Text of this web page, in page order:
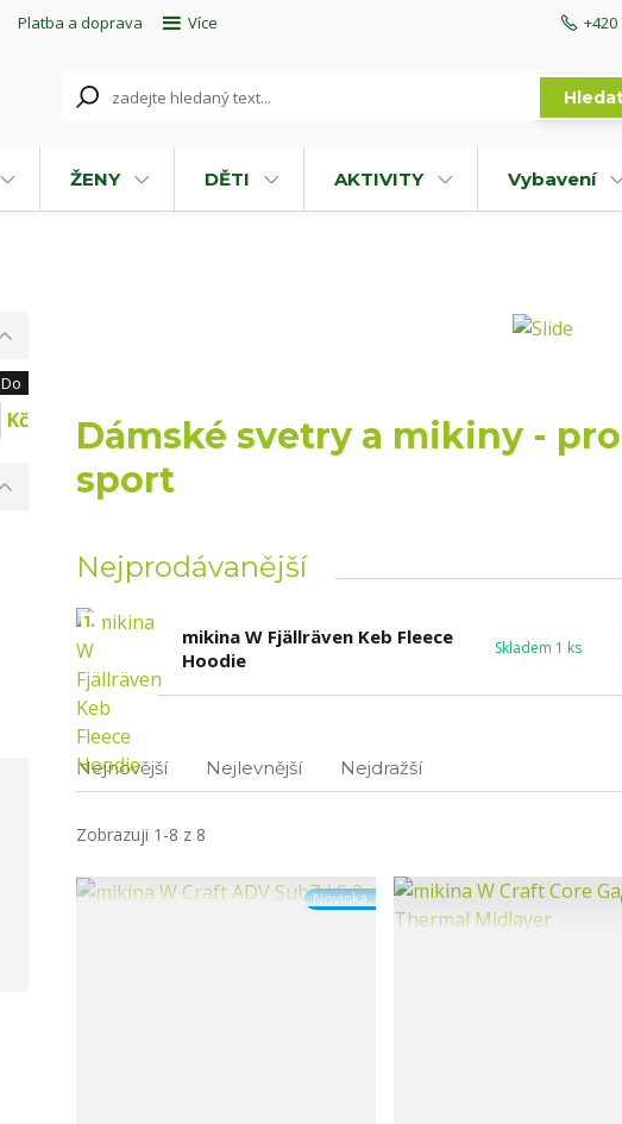
Platba a doprava Více +420
ŽENY DĚTI AKTIVITY Vybavení
Dámské svetry a mikiny -
sport
Nejprodávanější
1.
mikina W Fjällräven Keb Fleece
Hoodie
Skladem 1 ks
Nejnovější Nejlevnější Nejdražší
Zobrazuji 1-8 z 8
Novinka
Do
Kč